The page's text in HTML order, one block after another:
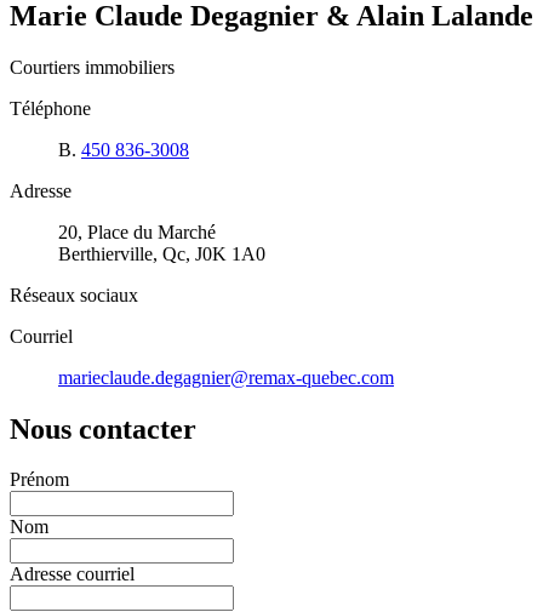
Marie Claude Degagnier & Alain Lalande
Courtiers immobiliers
Téléphone
B. 450 836-3008
Adresse
20, Place du Marché
Berthierville, Qc, J0K 1A0
Réseaux sociaux
Courriel
marieclaude.degagnier@remax-quebec.com
Nous contacter
Prénom
Nom
Adresse courriel